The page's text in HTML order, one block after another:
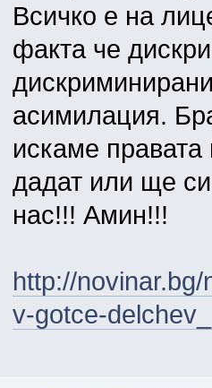
Всичко е на
факта че
асимилация.
искаме
дадат или ще
нас!!! Амин!!!
http://
v-gotce-